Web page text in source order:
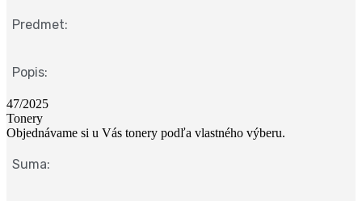
Predmet:
Popis:
47/2025
Tonery
Objednávame si u Vás tonery podľa vlastného výberu.
Suma: